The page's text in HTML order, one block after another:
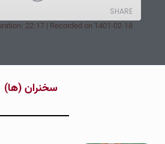
SHARE
22:17| Recorded on 1401-02-18
‌سخنران (ها‌)